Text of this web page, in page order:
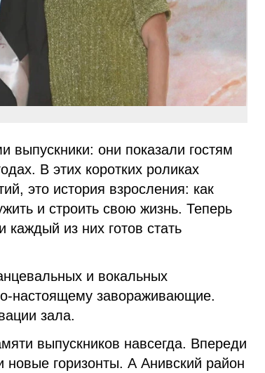
выпускники: они показали гостям
В этих коротких роликах
это история взросления: как
и строить свою жизнь. Теперь
из них готов стать
и вокальных
настоящему завораживающие.
зала.
выпускников навсегда. Впереди
горизонты. А Анивский район